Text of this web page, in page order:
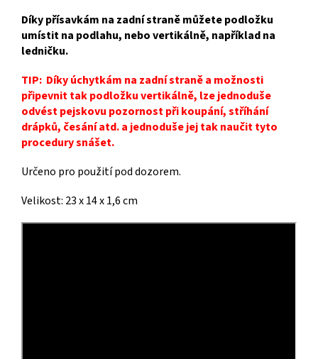
Díky přísavkám na zadní straně můžete podložku
umístit na podlahu, nebo vertikálně, například na
ledničku.
TIP: Díky úchytkám na zadní straně a možnosti
připevnit tak podložku vertikálně, lze jednoduše
odvést pejskovu pozornost při koupání, stříhání
drápků, česání atd. a jednoduše jej tak naučit tyto
procedury snášet.
Určeno pro použití pod dozorem.
Velikost: 23 x 14 x 1,6 cm